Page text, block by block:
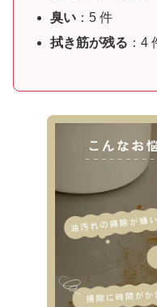
臭い ：5 件
拭き筋が残る ：4